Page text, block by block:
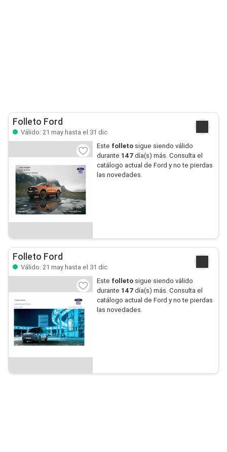
Folleto Ford
Válido: 21 may hasta el 31 dic
Este folletosigue siendo válido
durante 147día(s) más. Consulta el
catálogo actual de Ford y no te pierdas
las novedades.
Folleto Ford
Válido: 21 may hasta el 31 dic
Este folletosigue siendo válido
durante 147día(s) más. Consulta el
catálogo actual de Ford y no te pierdas
las novedades.